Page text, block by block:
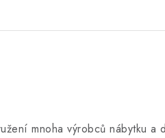
mnoha výrobců nábytku